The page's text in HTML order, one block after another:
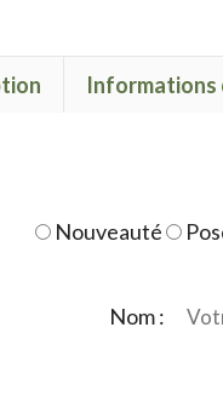
Informations
Nouveauté
Nom :